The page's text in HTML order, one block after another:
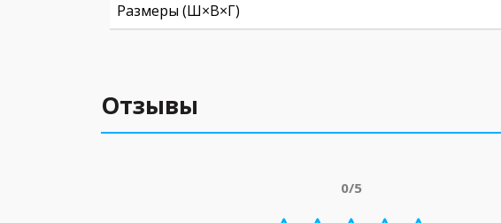
Размеры (Ш×В×Г)
Отзывы
0/5